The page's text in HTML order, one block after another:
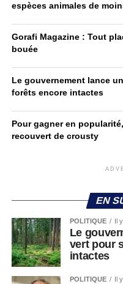
espèces animales de
Gorafi Magazine : Tout
bouée
Le gouvernement lance
forêts encore intactes
Pour gagner en
recouvert de crousty
EN
POLITIQUE Il
Le
vert pour
intactes
POLITIQUE Il